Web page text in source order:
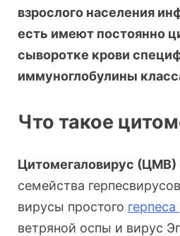
взрослого населения
есть имеют постоянно
сыворотке крови
иммуноглобулины
Что такое
Цитомегаловирус (ЦМВ)
семейства
вирусы простого герпеса
ветряной оспы и вирус